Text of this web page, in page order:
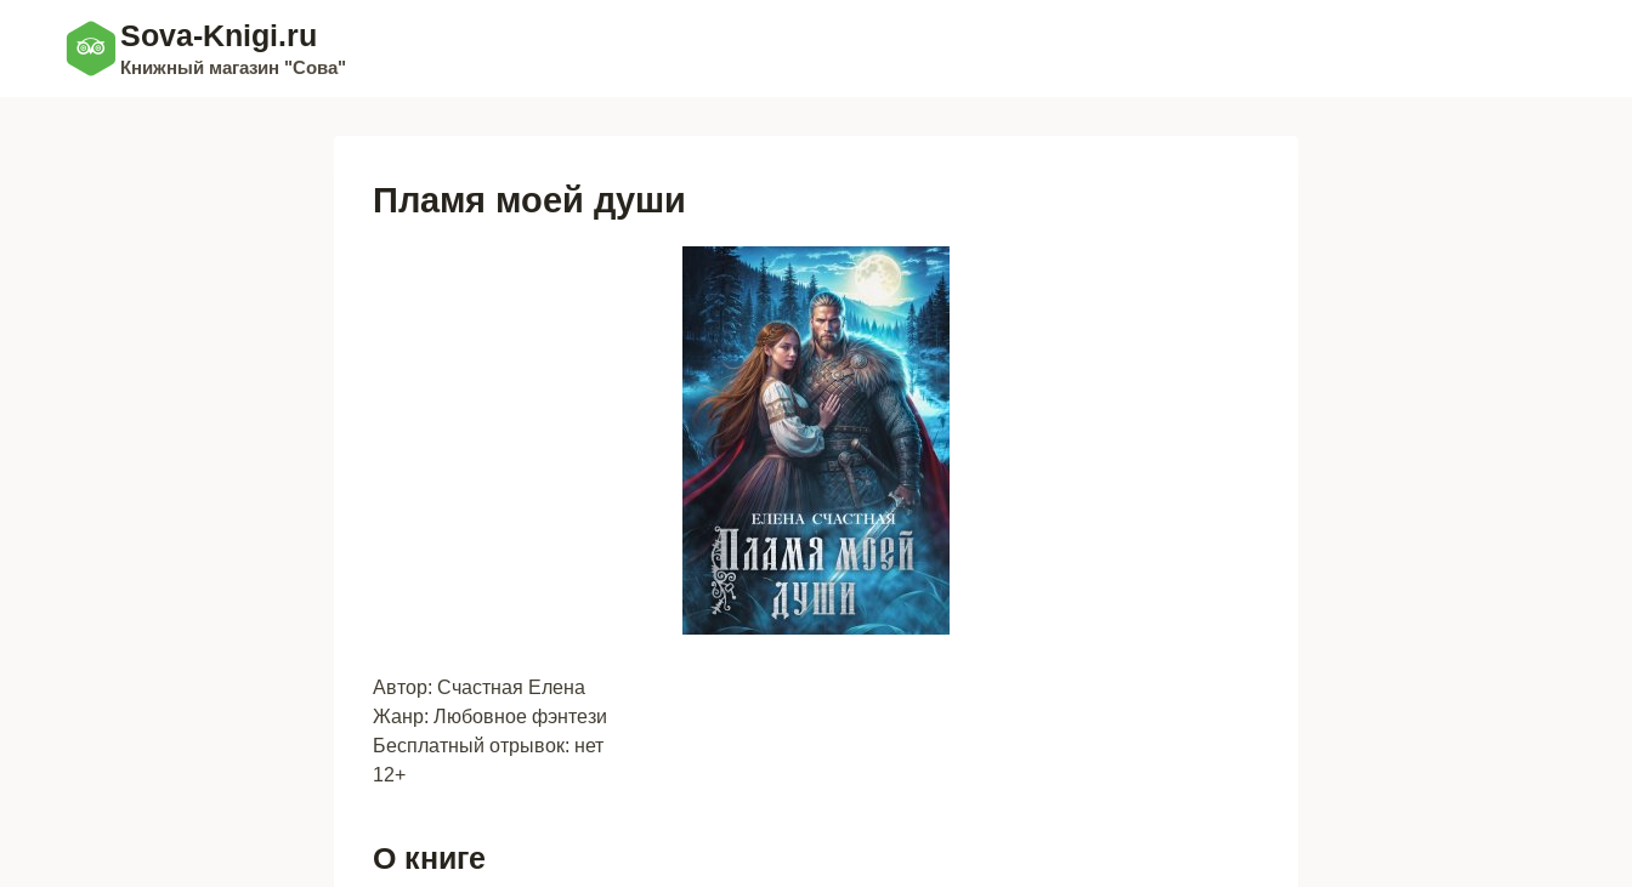
содержимому
Sova-Knigi.ru
Книжный магазин "Сова"
Пламя моей души
Автор: Счастная Елена
Жанр: Любовное фэнтези
Бесплатный отрывок: нет
12+
О книге